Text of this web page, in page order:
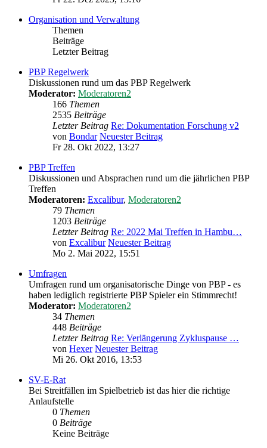
Organisation und Verwaltung
Themen
Beiträge
Letzter Beitrag
PBP Regelwerk
Diskussionen rund um das PBP Regelwerk
Moderator: Moderatoren2
166 Themen
2535 Beiträge
Letzter Beitrag Re: Dokumentation Forschung v2
von Bondar Neuester Beitrag
Fr 28. Okt 2022, 13:27
PBP Treffen
Diskussionen und Absprachen rund um die jährlichen PBP
Treffen
Moderatoren: Excalibur, Moderatoren2
79 Themen
1203 Beiträge
Letzter Beitrag Re: 2022 Mai Treffen in Hambu…
von Excalibur Neuester Beitrag
Mo 2. Mai 2022, 15:51
Umfragen
Umfragen rund um organisatorische Dinge von PBP - es
haben lediglich registrierte PBP Spieler ein Stimmrecht!
Moderator: Moderatoren2
34 Themen
448 Beiträge
Letzter Beitrag Re: Verlängerung Zykluspause …
von Hexer Neuester Beitrag
Mi 26. Okt 2016, 13:53
SV-E-Rat
Bei Streitfällen im Spielbetrieb ist das hier die richtige
Anlaufstelle
0 Themen
0 Beiträge
Keine Beiträge